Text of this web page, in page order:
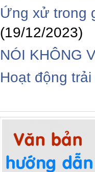
Ứng xử trong
(19/12/2023)
NÓI KHÔNG
Hoạt động